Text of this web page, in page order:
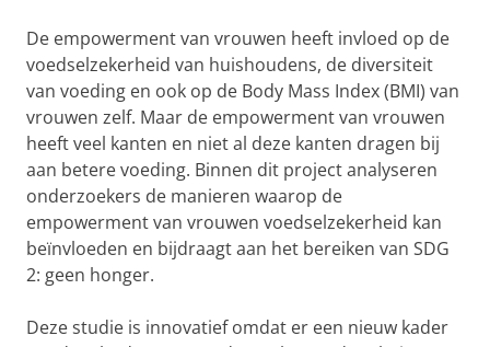
De empowerment van vrouwen heeft invloed op de
voedselzekerheid van huishoudens, de diversiteit
van voeding en ook op de Body Mass Index (BMI) van
vrouwen zelf. Maar de empowerment van vrouwen
heeft veel kanten en niet al deze kanten dragen bij
aan betere voeding. Binnen dit project analyseren
onderzoekers de manieren waarop de
empowerment van vrouwen voedselzekerheid kan
beïnvloeden en bijdraagt aan het bereiken van SDG
2: geen honger.
Deze studie is innovatief omdat er een nieuw kader